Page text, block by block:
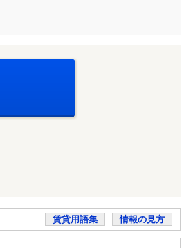
賃貸用語集 情報の見方